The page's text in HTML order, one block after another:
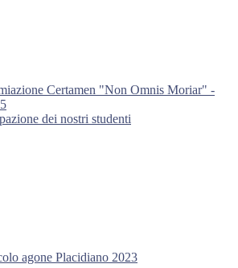
Certamen "Non Omnis Moriar" -
dei nostri studenti
agone Placidiano 2023